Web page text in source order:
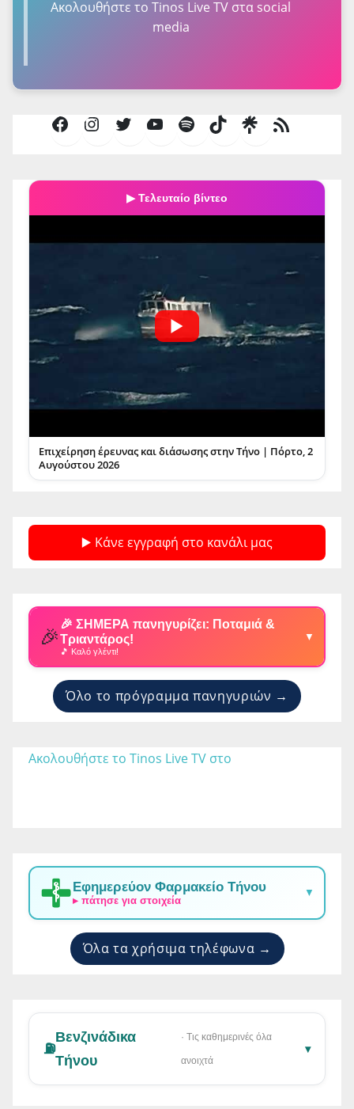
Ακολουθήστε τo Tinos Live TV στα social
media
FacebookInstagramTwitterYouTubeSpotifyTikTok
Τροφοδοσία
▶ Τελευταίο βίντεο
Επιχείρηση έρευνας και διάσωσης στην Τήνο | Πόρτο, 2
Αυγούστου 2026
▶️ Κάνε εγγραφή στο κανάλι μας
🎉
🎉 ΣΗΜΕΡΑ πανηγυρίζει: Ποταμιά &
Τριαντάρος!
🎵 Καλό γλέντι!
▼
Όλο το πρόγραμμα πανηγυριών →
Ακολουθήστε το Tinos Live TV στο
Εφημερεύον Φαρμακείο Τήνου
▸ πάτησε για στοιχεία
▼
Όλα τα χρήσιμα τηλέφωνα →
⛽
Βενζινάδικα
Τήνου
· Τις καθημερινές όλα
ανοιχτά
▾